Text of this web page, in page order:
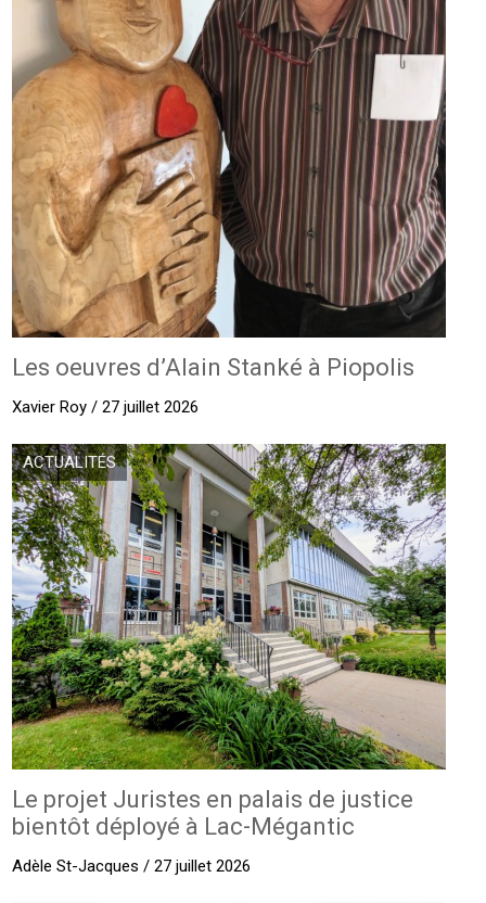
Les oeuvres d’Alain Stanké à Piopolis
Xavier Roy / 27 juillet 2026
ACTUALITÉS
Le projet Juristes en palais de justice
bientôt déployé à Lac-Mégantic
Adèle St-Jacques / 27 juillet 2026